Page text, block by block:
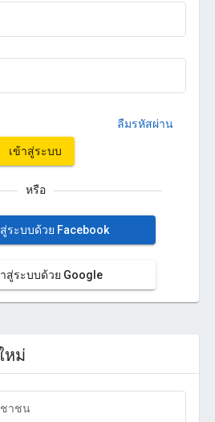
ลืมรหัสผ่าน
เข้าสู่ระบบ
หรือ
ระบบด้วย Facebook
สู่ระบบด้วย Google
หม่
ชาชน